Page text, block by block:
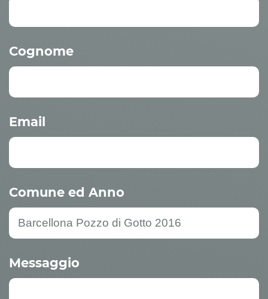
Cognome
Email
Comune ed Anno
Messaggio